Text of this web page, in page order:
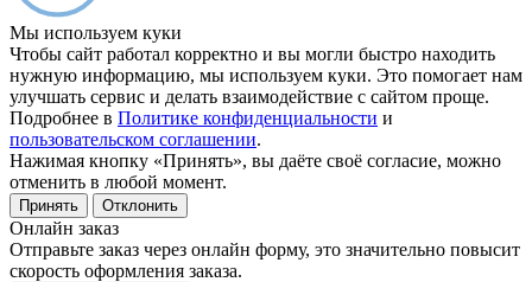
Мы используем куки
Чтобы сайт работал корректно и вы могли быстро находить
нужную информацию, мы используем куки. Это помогает нам
улучшать сервис и делать взаимодействие с сайтом проще.
Подробнее в Политике конфиденциальности и
пользовательском соглашении.
Нажимая кнопку «Принять», вы даёте своё согласие, можно
отменить в любой момент.
Принять Отклонить
Онлайн заказ
Отправьте заказ через онлайн форму, это значительно повысит
скорость оформления заказа.